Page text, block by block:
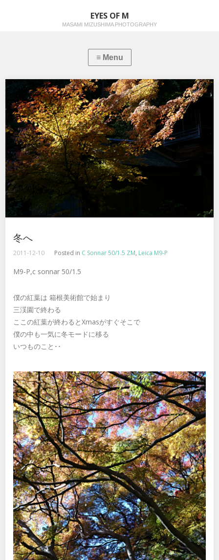
EYES OF M
MASAMI MIZUSHIMA PHOTOGRAPHY
冬へ
2011-12-10 Posted in C Sonnar 50/1.5 ZM, Leica M9-P
M9-P,c sonnar 50/1.5
僕の紅葉は 箱根美術館で始まり
三渓園で終わる
ここの紅葉が終わるとXmasがすぐそこで
僕の中も一気に冬モードに移る
いつものこと･･